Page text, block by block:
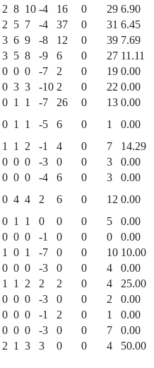
2 8 10 -4 16 0 29 6.90
2 5 7 -4 37 0 31 6.45
3 6 9 -8 12 0 39 7.69
3 5 8 -9 6 0 27 11.11
0 0 0 -7 2 0 19 0.00
0 3 3 -10 2 0 22 0.00
0 1 1 -7 26 0 13 0.00
0 1 1 -5 6 0 1
0.00
1 1 2 -1 4 0 7
14.29
0 0 0 -3 0 0 3
0.00
0 0 0 -4 6 0 3
0.00
0 4 4 2 6 0 12 0.00
0 1 1 0 0 0 5
0.00
0 0 0 -1 0 0 0
0.00
1 0 1 -7 0 0 10 10.00
0 0 0 -3 0 0 4
0.00
1 1 2 2 2 0 4
25.00
0 0 0 -3 0 0 2
0.00
0 0 0 -1 2 0 1
0.00
0 0 0 -3 0 0 7
0.00
2 1 3 3 0 0 4 50.00